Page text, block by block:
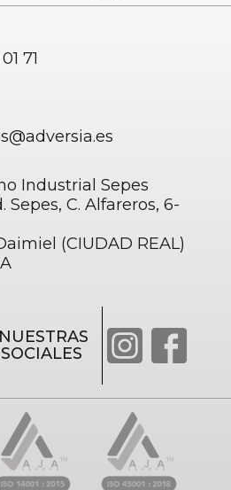
71
Industrial Sepes
Sepes, C. Alfareros, 6-
(CIUDAD REAL)